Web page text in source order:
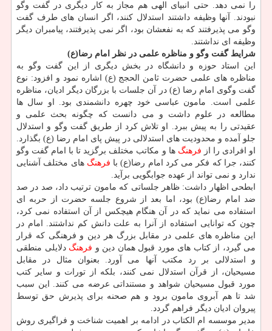
را نمی دهد. حتی انبیای الهی هم مجاز به كار دیگری در گفت وگو
نبودند. آنها وظیفه داشتند استدلال كنند، اگر انسان های طرف گفت
وگو می پذیرفتند كه به نفعشان بود، اگر نمی پذیرفتند، پیامبران دیگر
وظیفه ای نداشتند.
شرایط گفت وگو و مناظره علمی در نظر امام رضا(ع)
این استاد حوزه و دانشگاه در بخش دیگری از این گفت وگو به
مناظره های علمی حضرت ثامن الحجج (ع) اشاره نمود و افزود: نوع
گفت وگوی امام رضا (ع) در آن جلسات با بزرگان دیگر ادیان، مناظره
علمی است. مامون عباسی خود چهره دانشمندی بود. او سال ها
مطالعه در علوم داشت و می دانست كه چگونه بحث علمی و
عقیدتی را به پیش ببرد. او تلاش كرد از طریق گفت وگو و استدلال
جلو آمده و محدودیت های استدلالی در پیش پای امام رضا (ع) بگذارد.
او افرادی را از فرهنگ ها و مكاتب مختلف برگزید تا با امام گفت وگو
كنند، جرا كه فكر می كرد امام رضا(ع) با فرهنگ های مختلف آشنایی
ندارد و نمی تواند از عهده جوابگویی برآید.
ابطحی اظهار داشت: ظاهر جلساتی كه مامون ترتیب داد، صد در صد
ضد امام رضا(ع) بود، اما بعد از شروع جلسه حضرت از حربه ای
استفاده می نماید كه در آن هنگام هیچكس از آن استفاده نمی كرد،
چون كه توانایی استفاده از آنرا به علت دانش كم نداشتند. امام در
این مناظره های علمی در مقابل بزرگ هر دین و فرهنگی كه قرار
می گیرد، از كتاب های مورد قبول همان دین و فرهنگ دلایلی منطقی
و استدلالی بر رد مكتب آنها می آورد. بعنوان مثال در مقابل
مسیحیان، از قرآن استدلال نمی كنند، بلكه از تورات و سایر كتب
مورد قبول مسیحیان شواهد و مستنداتی عرضه می كنند. این سبب
شد تا هم آبروی مامون برود و هم صحنه برای پذیرش حق توسط
پیروان ادیان دیگر فراهم گردد.
مدیر موسسه ام الكتاب در ادامه بر اهمیت شناخت و فراگیری روش